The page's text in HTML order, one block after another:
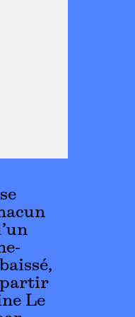
partir
Le